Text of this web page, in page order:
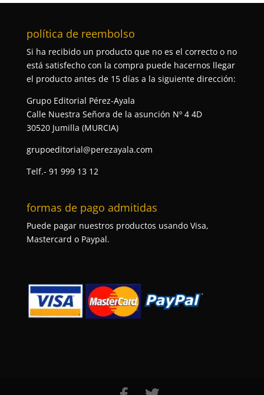
política de reembolso
Si ha recibido un producto que no es el correcto o no
está satisfecho con la compra puede hacernos llegar
el producto antes de 15 días a la siguiente dirección:
Grupo Editorial Pérez-Ayala
Calle Nuestra Señora de la asunción Nº 4 4D
30520 Jumilla (MURCIA)
grupoeditorial@perezayala.com
Telf.- 91 999 13 12
formas de pago admitidas
Puede pagar nuestros productos usando Visa,
Mastercard o Paypal.